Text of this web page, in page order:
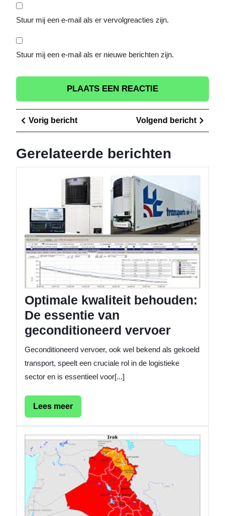
Stuur mij een e-mail als er vervolgreacties zijn.
Stuur mij een e-mail als er nieuwe berichten zijn.
Berichtnavigatie
Vorig berichtVorig
bericht
Volgend bericht
bericht
Gerelateerde berichten
De
van
Optimale kwaliteit behouden:
De essentie van
geconditioneerd vervoer
Geconditioneerd vervoer, ook wel bekend als gekoeld
transport, speelt een cruciale rol in de logistieke
sector en is essentieel voor[...]
Lees meerLees
meer
Tips